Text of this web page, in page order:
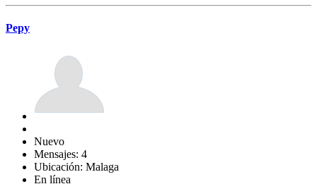
Pepy
Nuevo
Mensajes: 4
Ubicación: Malaga
En línea